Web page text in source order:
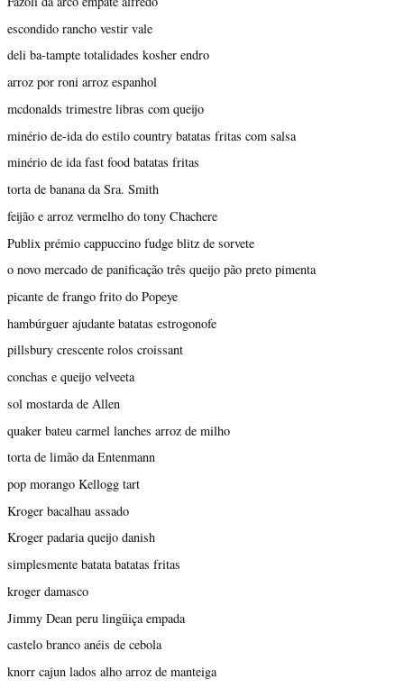
escondido rancho vestir vale
deli ba-tampte totalidades kosher endro
arroz por roni arroz espanhol
mcdonalds trimestre libras com queijo
minério de-ida do estilo country batatas fritas com salsa
minério de ida fast food batatas fritas
torta de banana da Sra. Smith
feijão e arroz vermelho do tony Chachere
Publix prémio cappuccino fudge blitz de sorvete
o novo mercado de panificação três queijo pão preto pimenta
picante de frango frito do Popeye
hambúrguer ajudante batatas estrogonofe
pillsbury crescente rolos croissant
conchas e queijo velveeta
sol mostarda de Allen
quaker bateu carmel lanches arroz de milho
torta de limão da Entenmann
pop morango Kellogg tart
Kroger bacalhau assado
Kroger padaria queijo danish
simplesmente batata batatas fritas
kroger damasco
Jimmy Dean peru lingüiça empada
castelo branco anéis de cebola
knorr cajun lados alho arroz de manteiga